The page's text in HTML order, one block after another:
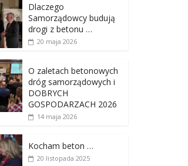
Dlaczego
Samorządowcy budują
drogi z betonu …
20 maja 2026
O zaletach betonowych
dróg samorządowych i
DOBRYCH
GOSPODARZACH 2026
14 maja 2026
Kocham beton …
20 listopada 2025